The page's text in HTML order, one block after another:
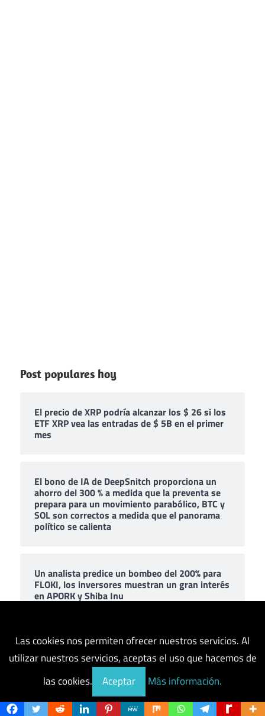
Post populares hoy
El precio de XRP podría alcanzar los $ 26 si los
ETF XRP vea las entradas de $ 5B en el primer
mes
El bono de IA de DeepSnitch proporciona un
ahorro del 300 % a medida que la preventa se
prepara para un movimiento parabólico, BTC y
SOL son correctos a medida que el panorama
político se calienta
Un analista predice un bombeo del 200% para
FLOKI, los inversores muestran un gran interés
en APORK y Shiba Inu
¿Qué es AGIX Coin? Reseñas de precios de
Singularity
¡Uno había ganado el 7.000 por ciento!
Las cookies nos permiten ofrecer nuestros servicios. Al
utilizar nuestros servicios, aceptas el uso que hacemos de
las cookies.
Aceptar Más información.